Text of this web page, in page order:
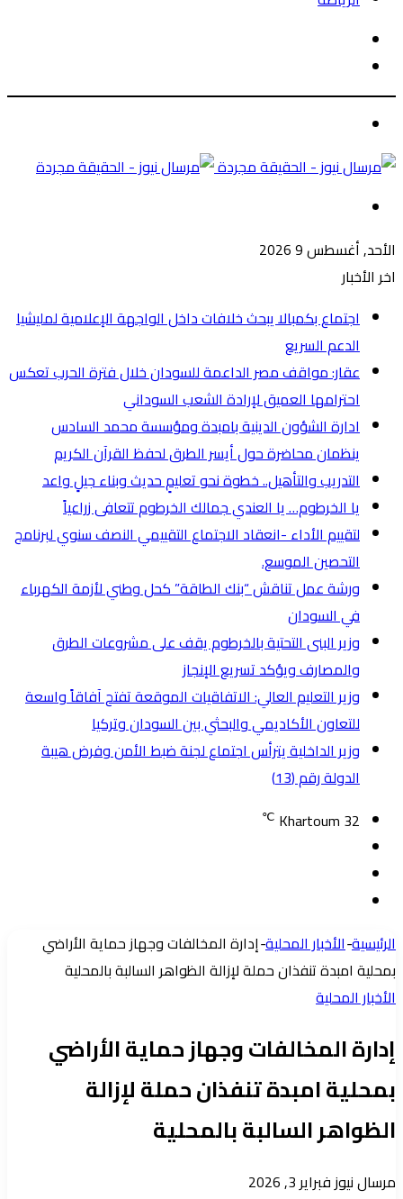
عن
الأحد, أغسطس 9 2026
اخر الأخبار
اجتماع بكمبالا يبحث خلافات داخل الواجهة الإعلامية لمليشيا
الدعم السريع
عقار: مواقف مصر الداعمة للسودان خلال فترة الحرب تعكس
احترامها العميق لإرادة الشعب السوداني
ادارة الشؤون الدينية بامبدة ومؤسسة محمد السادس
ينظمان محاضرة حول أيسر الطرق لحفظ القرآن الكريم
التدريب والتأهيل.. خطوة نحو تعليمٍ حديث وبناء جيلٍ واعد
يا الخرطوم… يا العندي جمالك الخرطوم تتعافى زراعياً
لتقييم الأداء -انعقاد الاجتماع التقييمي النصف سنوي لبرنامج
التحصين الموسع.
ورشة عمل تناقش “بنك الطاقة” كحل وطني لأزمة الكهرباء
في السودان
وزير البنى التحتية بالخرطوم يقف على مشروعات الطرق
والمصارف ويؤكد تسريع الإنجاز
وزير التعليم العالي: الاتفاقيات الموقعة تفتح آفاقاً واسعة
للتعاون الأكاديمي والبحثي بين السودان وتركيا
وزير الداخلية يترأس اجتماع لجنة ضبط الأمن وفرض هيبة
الدولة رقم (13)
Khartoum 32
℃
جانبيالرئيسية-الأخبار المحلية-إدارة المخالفات وجهاز حماية الأراضي
بمحلية امبدة تنفذان حملة لإزالة الظواهر السالبة بالمحلية
الأخبار المحلية
إدارة المخالفات وجهاز حماية الأراضي
بمحلية امبدة تنفذان حملة لإزالة
الظواهر السالبة بالمحلية
مرسال نيوزأرسل
فبراير 3, 2026